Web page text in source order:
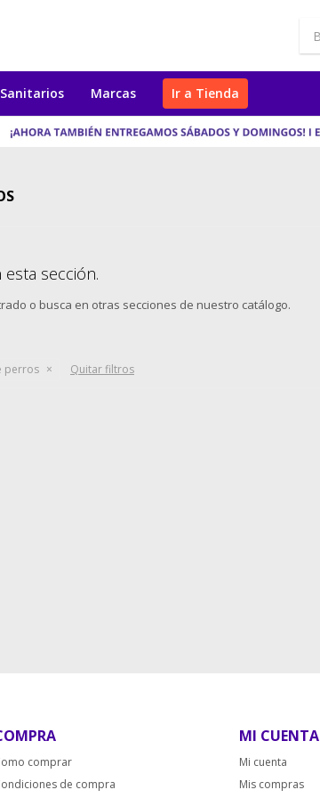
Sanitarios Marcas Ir a Tienda
sección.
o busca en otras secciones de nuestro catálogo.
perros Quitar filtros
comprar
de compra
MI CUENTA
Mi cuenta
Mis compras